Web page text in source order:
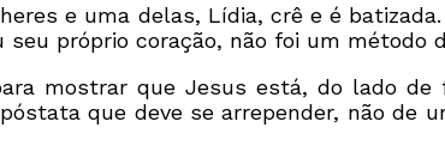
e uma delas, Lídia, crê e é
próprio coração, não foi um método
mostrar que Jesus está, do lado
que deve se arrepender, não de